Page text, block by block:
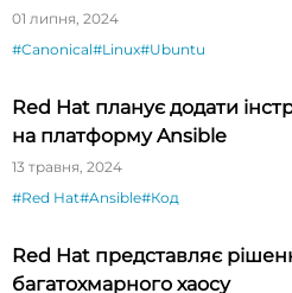
01 липня, 2024
#Canonical#Linux#Ubuntu
Red Hat планує додати
на платформу Ansible
13 травня, 2024
#Red Hat#Ansible#Код
Red Hat представляє
багатохмарного хаосу